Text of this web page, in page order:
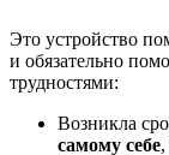
Это устройство
и обязательно
трудностями:
Возникла
самому себе